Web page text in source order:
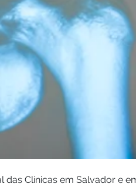
das Clínicas em Salvador e